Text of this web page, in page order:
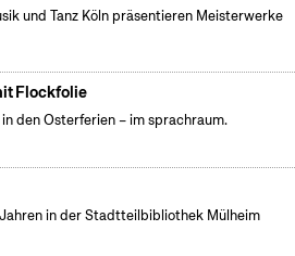
und Tanz Köln präsentieren Meisterwerke
Flockfolie
den Osterferien – im sprachraum.
in der Stadtteilbibliothek Mülheim